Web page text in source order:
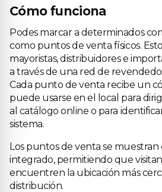
Cómo funciona
Podes marcar a determinados
como puntos de venta físicos.
mayoristas, distribuidores e
a través de una red de
Cada punto de venta recibe un
puede usarse en el local para
al catálogo online o para
sistema.
Los puntos de venta se muestran
integrado, permitiendo que
encuentren la ubicación más
distribución.